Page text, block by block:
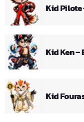
Kid Pilote
Kid Ken
Kid